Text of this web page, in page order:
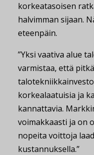
korkeatasoisen
halvimman sijaan.
eteenpäin.
”Yksi vaativa alue
varmistaa, että
korkealaatuisia ja
kannattavia.
voimakkaasti ja on
nopeita voittoja
kustannuksella.”